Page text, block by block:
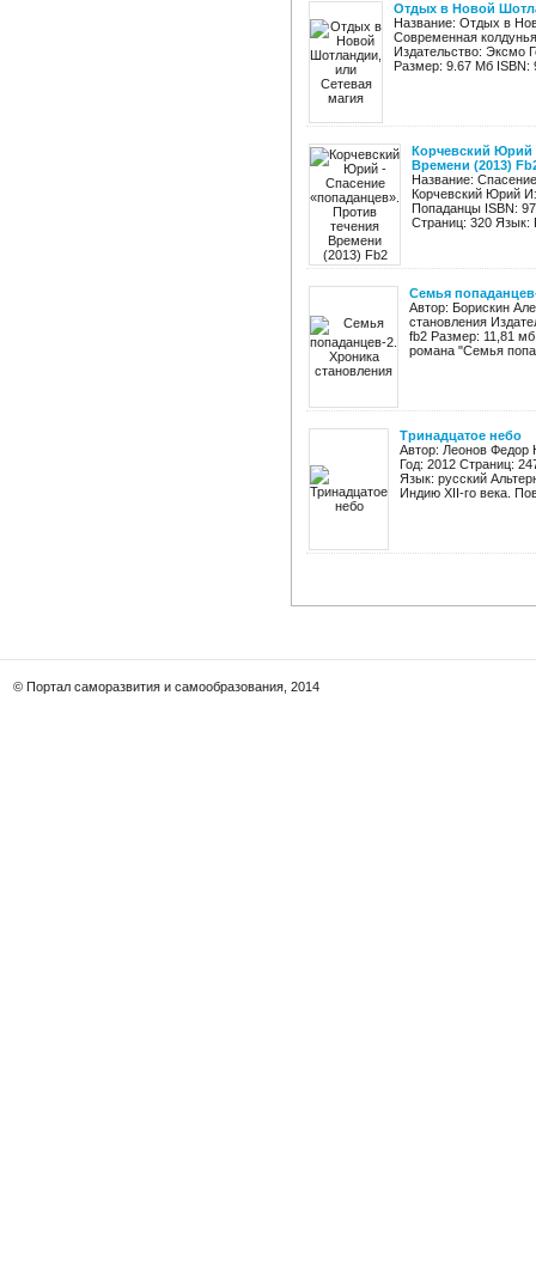
Отдых в Новой
Название: Отдых в
Современная
Издательство: Эксмо
Размер: 9.67 Мб ISBN:
Корчевский Юрий
Времени (2013)
Название:
Корчевский Юрий
Попаданцы ISBN:
Страниц: 320 Язык:
Cемья
Автор: Борискин
становления
fb2 Размер: 11,81
романа "Семья
Тринадцатое небо
Автор: Леонов Федор
Год: 2012 Страниц:
Язык: русский
Индию XII-го века.
© Портал саморазвития и самообразования, 2014